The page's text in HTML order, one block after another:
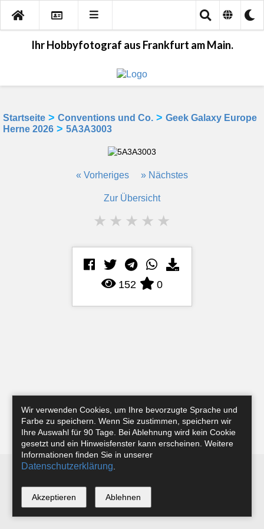
Ihr Hobbyfotograf aus Frankfurt am Main.
Startseite > Conventions und Co. > Geek Galaxy Europe
Herne 2026 > 5A3A3003
« Vorheriges » Nächstes
Zur Übersicht
★ ★ ★ ★ ★
152 0
Instagram
*
Wir verwenden Cookies, um Ihre bevorzugte Sprache und
Farbe zu speichern. Wenn Sie zustimmen, speichern wir
Ihre Auswahl für 90 Tage. Bei Ablehnung wird kein Cookie
gesetzt und ein Hinweisfenster kann erscheinen. Weitere
Informationen finden Sie in unserer
Datenschutzerklärung
Akzeptieren Ablehnen